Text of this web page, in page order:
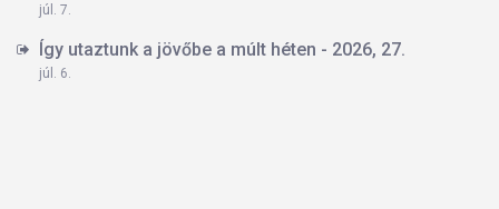
júl. 7.
Így utaztunk a jövőbe a múlt héten - 2026, 27.
júl. 6.